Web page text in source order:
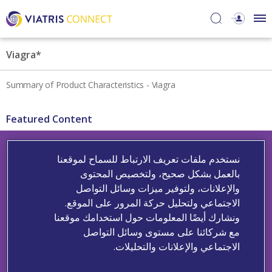
Viagra*
Summary of Product Characteristics - Viagra
Featured Content
Study Descriptions
نستخدم ملفات تعريف الارتباط للسماح لموقعنا
بالعمل بشكل صحيح، ولتخصيص المحتوى
والإعلانات، ولتوفير ميزات وسائل التواصل
الاجتماعي ولتحليل حركة المرور على الموقع.
ونشارك أيضًا المعلومات حول استخدامك موقعنا
مع شركائنا على مستوى وسائل التواصل
الاجتماعي والإعلانات والتحليلات.